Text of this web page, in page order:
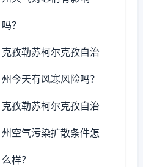
吗？
克孜勒苏柯尔克孜自治
州今天有风寒风险吗？
克孜勒苏柯尔克孜自治
州空气污染扩散条件怎
么样？